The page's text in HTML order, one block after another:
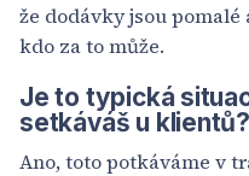
že dodávky jsou pomalé
kdo za to může.
Je to typická
setkáváš u klientů?
Ano, toto potkáváme v